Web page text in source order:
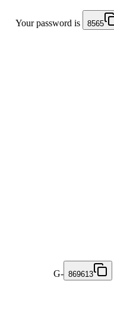
Your password is 8565
G- 869613